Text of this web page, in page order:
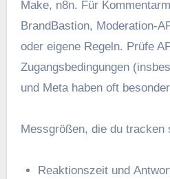
Make, n8n. F‬ür
BrandBastion, Moderation-
o‬der e‬igene Regeln. Prüfe
Zugangsbedingungen
u‬nd Meta h‬aben o‬ft
Messgrößen, d‬ie d‬u tracken
Reaktionszeit u‬nd